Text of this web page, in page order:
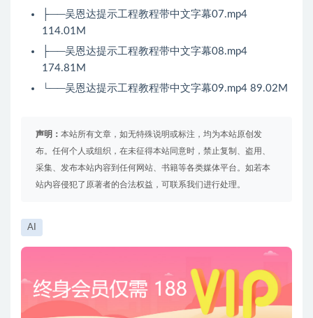
├──吴恩达提示工程教程带中文字幕07.mp4
114.01M
├──吴恩达提示工程教程带中文字幕08.mp4
174.81M
└──吴恩达提示工程教程带中文字幕09.mp4 89.02M
声明： 本站所有文章，如无特殊说明或标注，均为本站原创发
布。任何个人或组织，在未征得本站同意时，禁止复制、盗用、
采集、发布本站内容到任何网站、书籍等各类媒体平台。如若本
站内容侵犯了原著者的合法权益，可联系我们进行处理。
AI